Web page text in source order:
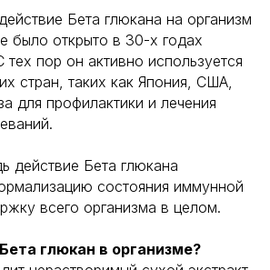
Бета глюкана на организм
было открыто в 30-х годах
пор он активно используется
стран, таких как Япония, США,
для профилактики и лечения
действие Бета глюкана
состояния иммунной
всего организма в целом.
глюкан в организме?